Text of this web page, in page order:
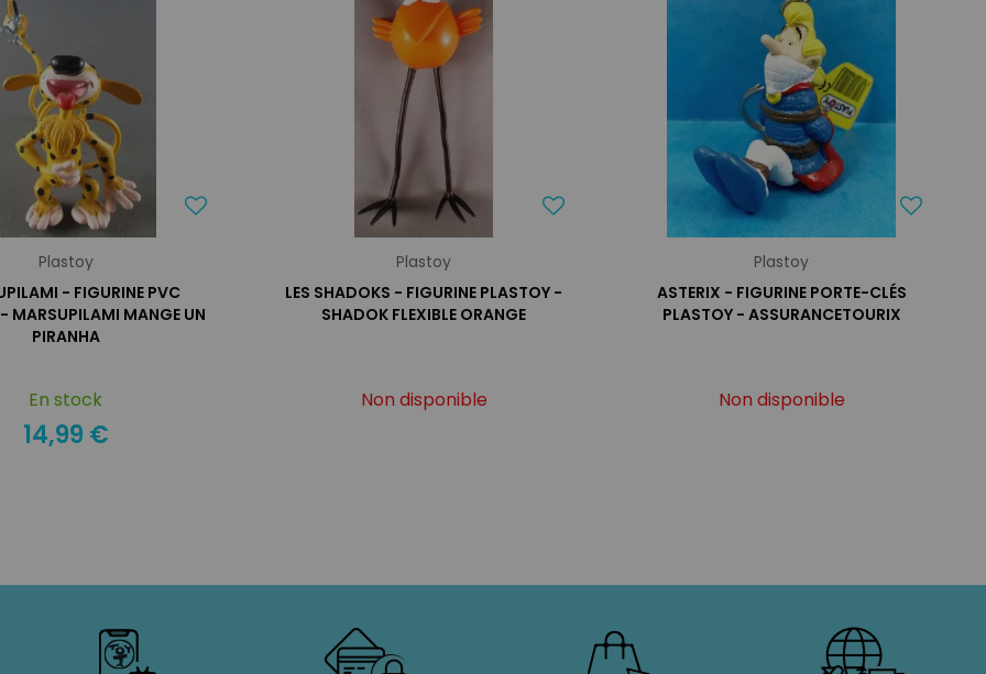
Plastoy
- FIGURINE PVC
MARSUPILAMI MANGE UN
PIRANHA
En stock
14,99 €
Plastoy
LES SHADOKS - FIGURINE PLASTOY -
SHADOK FLEXIBLE ORANGE
Non disponible
Plastoy
ASTERIX - FIGURINE PORTE-CLÉS
PLASTOY - ASSURANCETOURIX
Non disponible